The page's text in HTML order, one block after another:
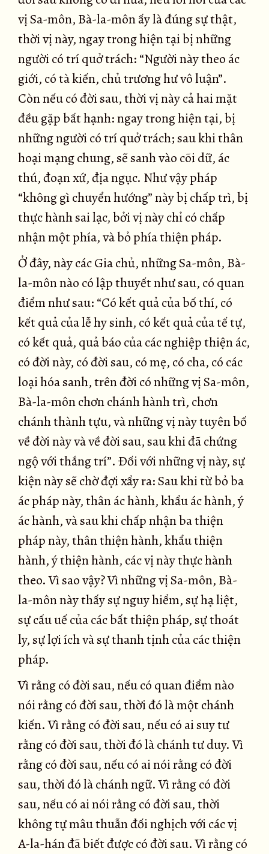
vị Sa-môn, Bà-la-môn ấy là đúng sự thật,
thời vị này, ngay trong hiện tại bị những
người có trí quở trách: “Người này theo ác
giới, có tà kiến, chủ trương hư vô luận”.
Còn nếu có đời sau, thời vị này cả hai mặt
đều gặp bất hạnh: ngay trong hiện tại, bị
những người có trí quở trách; sau khi thân
hoại mạng chung, sẽ sanh vào cõi dữ, ác
thú, đoạn xứ, địa ngục. Như vậy pháp
“không gì chuyển hướng” này bị chấp trì, bị
thực hành sai lạc, bởi vị này chỉ có chấp
nhận một phía, và bỏ phía thiện pháp.
Ở đây, này các Gia chủ, những Sa-môn, Bà-
la-môn nào có lập thuyết như sau, có quan
điểm như sau: “Có kết quả của bố thí, có
kết quả của lễ hy sinh, có kết quả của tế tự,
có kết quả, quả báo của các nghiệp thiện ác,
có đời này, có đời sau, có mẹ, có cha, có các
loại hóa sanh, trên đời có những vị Sa-môn,
Bà-la-môn chơn chánh hành trì, chơn
chánh thành tựu, và những vị này tuyên bố
về đời này và về đời sau, sau khi đã chứng
ngộ với thắng trí”. Ðối với những vị này, sự
kiện này sẽ chờ đợi xẩy ra: Sau khi từ bỏ ba
ác pháp này, thân ác hành, khẩu ác hành, ý
ác hành, và sau khi chấp nhận ba thiện
pháp này, thân thiện hành, khẩu thiện
hành, ý thiện hành, các vị này thực hành
theo. Vì sao vậy? Vì những vị Sa-môn, Bà-
la-môn này thấy sự nguy hiểm, sự hạ liệt,
sự cấu uế của các bất thiện pháp, sự thoát
ly, sự lợi ích và sự thanh tịnh của các thiện
pháp.
Vì rằng có đời sau, nếu có quan điểm nào
nói rằng có đời sau, thời đó là một chánh
kiến. Vì rằng có đời sau, nếu có ai suy tư
rằng có đời sau, thời đó là chánh tư duy. Vì
rằng có đời sau, nếu có ai nói rằng có đời
sau, thời đó là chánh ngữ. Vì rằng có đời
sau, nếu có ai nói rằng có đời sau, thời
không tự mâu thuẫn đối nghịch với các vị
A-la-hán đã biết được có đời sau. Vì rằng có